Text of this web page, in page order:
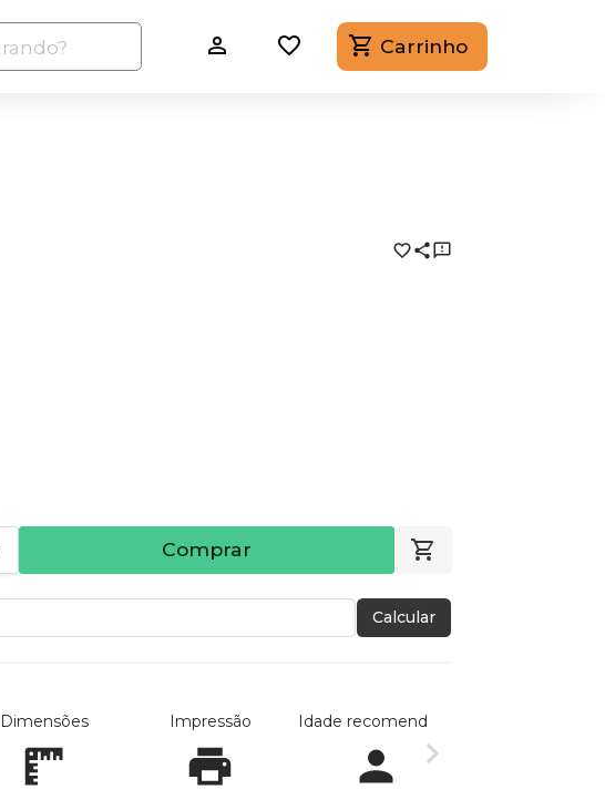
Carrinho
Comprar
Calcular
Dimensões Impressão Idade recomendada